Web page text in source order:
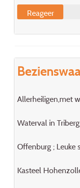
Reageer
Allerheiligen,met
Waterval in
Offenburg ; Leuke
Kasteel